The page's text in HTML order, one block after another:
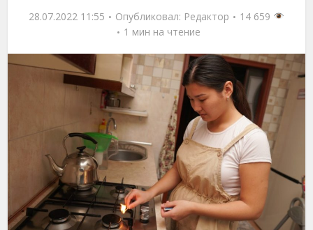
28.07.2022 11:55 Опубликовал: Редактор
14 659
1 мин на чтение